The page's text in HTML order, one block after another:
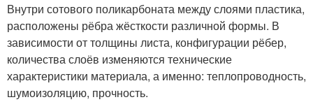
Внутри сотового поликарбоната между слоями пластика,
расположены рёбра жёсткости различной формы. В
зависимости от толщины листа, конфигурации рёбер,
количества слоёв изменяются технические
характеристики материала, а именно: теплопроводность,
шумоизоляцию, прочность.